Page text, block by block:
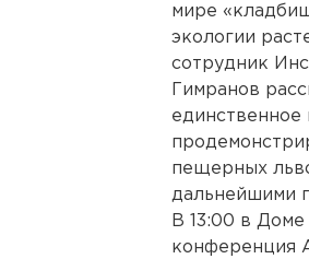
мире
экологии
сотрудник
Гимранов
пещерных
дальнейшими
В 13:00 в
конференция